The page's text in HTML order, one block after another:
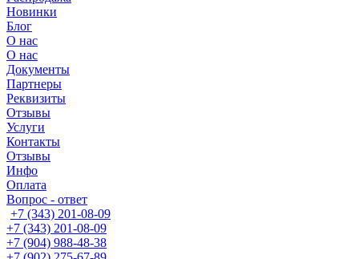
Новинки
Блог
О нас
О нас
Документы
Партнеры
Реквизиты
Отзывы
Услуги
Контакты
Отзывы
Инфо
Оплата
Вопрос - ответ
+7 (343) 201-08-09
+7 (343) 201-08-09
+7 (904) 988-48-38